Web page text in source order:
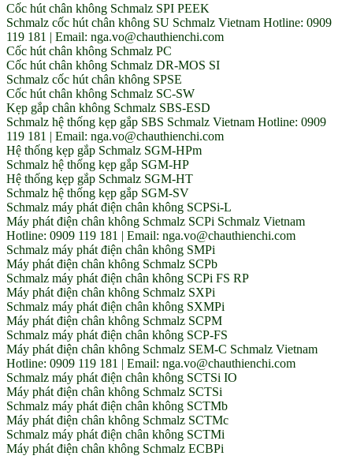
Cốc hút chân không Schmalz SPI PEEK
Schmalz cốc hút chân không SU Schmalz Vietnam Hotline: 0909
119 181 | Email: nga.vo@chauthienchi.com
Cốc hút chân không Schmalz PC
Cốc hút chân không Schmalz DR-MOS SI
Schmalz cốc hút chân không SPSE
Cốc hút chân không Schmalz SC-SW
Kẹp gắp chân không Schmalz SBS-ESD
Schmalz hệ thống kẹp gắp SBS Schmalz Vietnam Hotline: 0909
119 181 | Email: nga.vo@chauthienchi.com
Hệ thống kẹp gắp Schmalz SGM-HPm
Schmalz hệ thống kẹp gắp SGM-HP
Hệ thống kẹp gắp Schmalz SGM-HT
Schmalz hệ thống kẹp gắp SGM-SV
Schmalz máy phát điện chân không SCPSi-L
Máy phát điện chân không Schmalz SCPi Schmalz Vietnam
Hotline: 0909 119 181 | Email: nga.vo@chauthienchi.com
Schmalz máy phát điện chân không SMPi
Máy phát điện chân không Schmalz SCPb
Schmalz máy phát điện chân không SCPi FS RP
Máy phát điện chân không Schmalz SXPi
Schmalz máy phát điện chân không SXMPi
Máy phát điện chân không Schmalz SCPM
Schmalz máy phát điện chân không SCP-FS
Máy phát điện chân không Schmalz SEM-C Schmalz Vietnam
Hotline: 0909 119 181 | Email: nga.vo@chauthienchi.com
Schmalz máy phát điện chân không SCTSi IO
Máy phát điện chân không Schmalz SCTSi
Schmalz máy phát điện chân không SCTMb
Máy phát điện chân không Schmalz SCTMc
Schmalz máy phát điện chân không SCTMi
Máy phát điện chân không Schmalz ECBPi